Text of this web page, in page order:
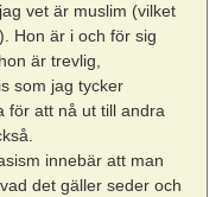
vet är muslim (vilket
Hon är i och för sig
är trevlig,
som jag tycker
för att nå ut till andra
innebär att man
det gäller seder och